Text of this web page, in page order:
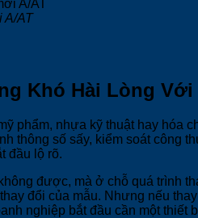
A/AT
Khó Hài Lòng
phẩm, nhựa kỹ thuật hay hóa
thông số sấy, kiểm soát
đầu lộ rõ.
được, mà ở chỗ quá trình
đổi của mẫu. Nhưng nếu
nghiệp bắt đầu cần một thiết